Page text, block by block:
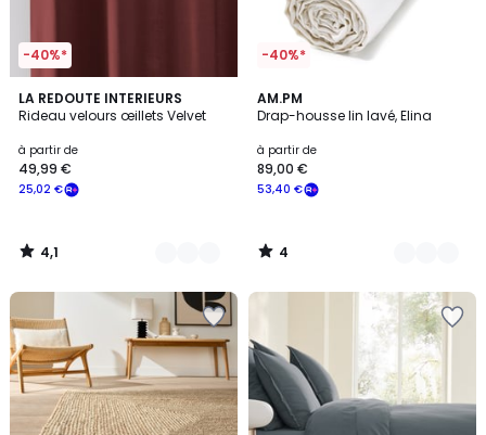
-40%*
LA REDOUTE INTERIEURS
Rideau velours œillets Velvet
à partir de
25,02 €
49,99 €
4,1
/ 5
7
Couleurs
4,1
/
-40%*
AM.PM
Drap-housse lin lavé, Elina
à partir de
53,40 €
89,00 €
4
/
23
Couleurs
4
/